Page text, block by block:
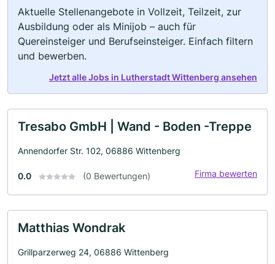
Aktuelle Stellenangebote in Vollzeit, Teilzeit, zur
Ausbildung oder als Minijob – auch für
Quereinsteiger und Berufseinsteiger. Einfach filtern
und bewerben.
Jetzt alle Jobs in Lutherstadt Wittenberg ansehen
Tresabo GmbH | Wand - Boden -Treppe
Annendorfer Str. 102, 06886 Wittenberg
0.0 (0 Bewertungen) Firma bewerten
Matthias Wondrak
Grillparzerweg 24, 06886 Wittenberg